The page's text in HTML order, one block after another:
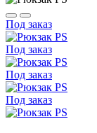
Под заказ
Под заказ
Под заказ
Под заказ